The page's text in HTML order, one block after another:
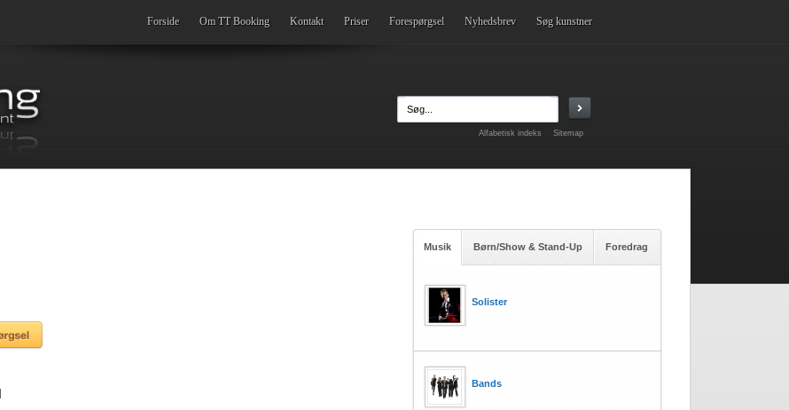
Forside Om TT Booking Kontakt Priser Forespørgsel Nyhedsbrev Søg kunstner
Alfabetisk indeks Sitemap
Musik Børn/Show & Stand-Up Foredrag
Solister
Bands